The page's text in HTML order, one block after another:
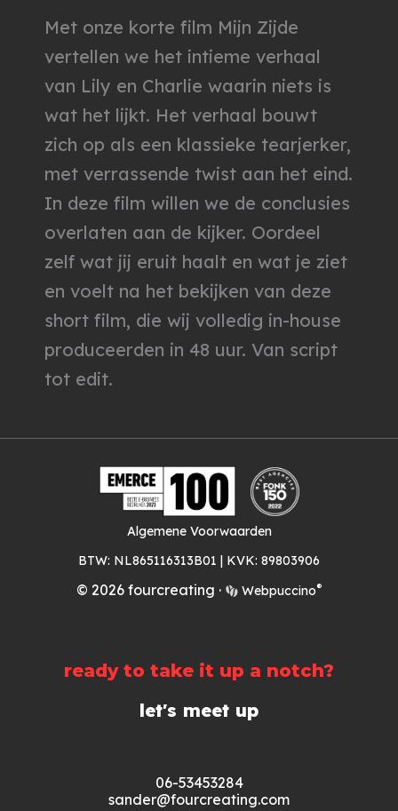
Met onze korte film Mijn Zijde
vertellen we het intieme verhaal
van Lily en Charlie waarin niets is
wat het lijkt. Het verhaal bouwt
zich op als een klassieke tearjerker,
met verrassende twist aan het eind.
In deze film willen we de conclusies
overlaten aan de kijker. Oordeel
zelf wat jij eruit haalt en wat je ziet
en voelt na het bekijken van deze
short film, die wij volledig in-house
produceerden in 48 uur. Van script
tot edit.
Algemene Voorwaarden
BTW: NL865116313B01 | KVK: 89803906
© 2026 fourcreating · Webpuccino®
ready to take it up a notch?
let's meet up
06-53453284
sander@fourcreating.com